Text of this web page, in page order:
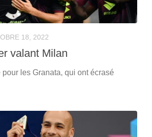
18, 2022
valant Milan
pour les Granata, qui ont écrasé